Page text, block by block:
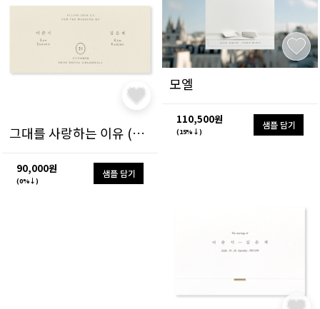
그대를 사랑하는 이유 (가로형)
90,000원
(0%↓)
샘플 담기
모엘
110,500원
(15%↓)
샘플 담기